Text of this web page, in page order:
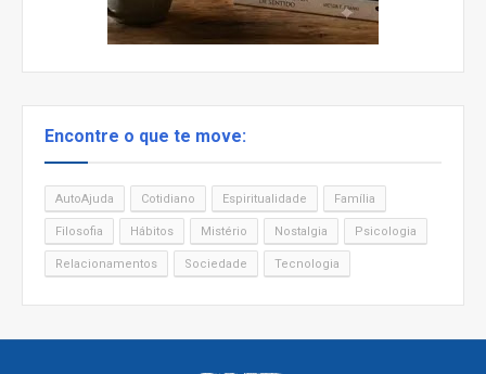
Encontre o que te move:
AutoAjuda Cotidiano Espiritualidade Família
Filosofia Hábitos Mistério Nostalgia Psicologia
Relacionamentos Sociedade Tecnologia